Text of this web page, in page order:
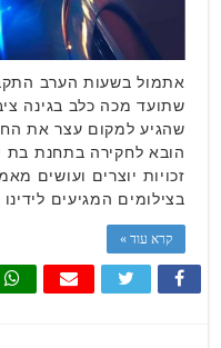
אתמול בשעות הערב
שתועד מכה כלב בגינה
הובא לחקירה בתחנת בת
זכויות יוצרים ועושים
בצילומים המגיעים
קרא עוד »